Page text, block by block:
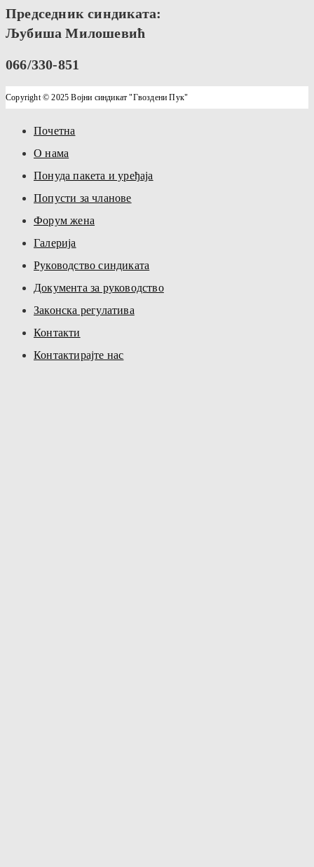
Председник синдиката:
Љубиша Милошевић
066/330-851
Copyright © 2025 Војни синдикат "Гвоздени Пук"
Почетна
О нама
Понуда пакета и уређаја
Попусти за чланове
Форум жена
Галерија
Руководство синдиката
Документа за руководство
Законска регулатива
Контакти
Контактирајте нас